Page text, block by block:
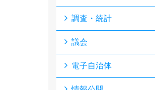
調査・統計
議会
電子自治体